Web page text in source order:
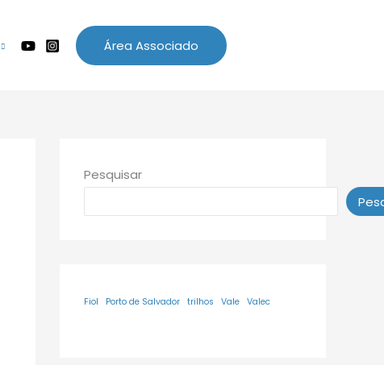
Área Associado
Pesquisar
Fiol Porto de Salvador trilhos Vale Valec